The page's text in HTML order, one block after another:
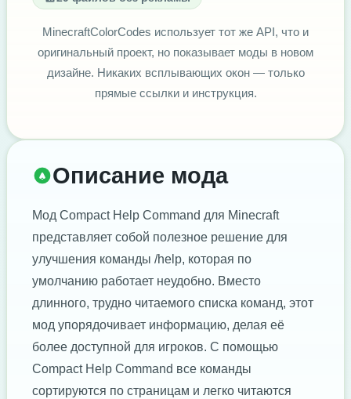
MinecraftColorCodes использует тот же API, что и
оригинальный проект, но показывает моды в новом
дизайне. Никаких всплывающих окон — только
прямые ссылки и инструкция.
Описание мода
Мод Compact Help Command для Minecraft
представляет собой полезное решение для
улучшения команды /help, которая по
умолчанию работает неудобно. Вместо
длинного, трудно читаемого списка команд, этот
мод упорядочивает информацию, делая её
более доступной для игроков. С помощью
Compact Help Command все команды
сортируются по страницам и легко читаются